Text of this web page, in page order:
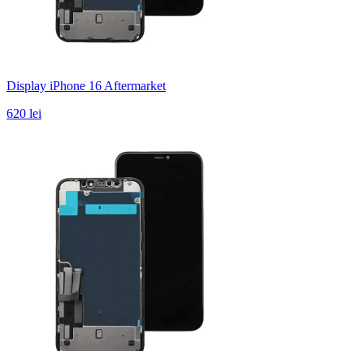
Display iPhone 16 Aftermarket
620 lei